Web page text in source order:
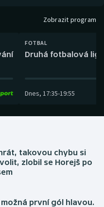
Zobrazit program
FOTBAL
Druhá fotbalová
Dnes, 17:35-19:55
takovou chybu si
zlobil se Horejš po
první gól hlavou.